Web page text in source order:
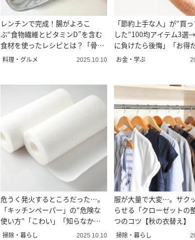
レンチンで完成！腸がよろこ
ぶ“食物繊維とビタミンD”を含む
食材を使ったレシピとは？「骨活
にもいい」
料理・グルメ 2025.10.10
「節約上手な人」が“買
した”100均アイテム3選
に負けたら後悔」「お得
てた」
お金・学ぶ
危うく発火するところだった…。
「キッチンペーパー」の“危険な
使い方”「こわい」「知らなかっ
た」
掃除・暮らし 2025.10.10
服が大量で大変…。サク
らせる「クローゼットの
つのコツ【秋の衣替え】
掃除・暮らし